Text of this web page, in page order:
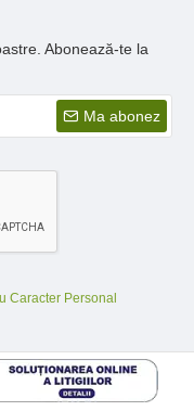
Abonează-te la
Ma abonez
Caracter Personal